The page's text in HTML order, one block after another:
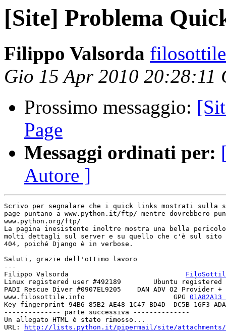
[Site] Problema
Filippo Valsorda
Gio 15 Apr 2010 20:28:11
Prossimo messaggio:
Page
Messaggi ordinati per:
Autore ]
Scrivo per segnalare che i quick links mostrati sulla
page puntano a www.python.it/ftp/ mentre dovrebbero
www.python.org/ftp/
La pagina inesistente inoltre mostra una bella
molti dettagli sul server e su quello che c'è sul sito
404, poiché Django è in verbose.
Saluti, grazie dell'ottimo lavoro
---
Filippo Valsorda
Linux registered user #492189        Ubuntu registered
PADI Rescue Diver #0907EL9205    DAN ADV O2 Provider +
www.filosottile.info                      GPG
Key fingerprint 94B6 85B2 AE48 1C47 BD4D  DC5B 16F3
-------------- parte successiva --------------
Un allegato HTML è stato rimosso...
URL:
http://lists.python.it/pipermail/site/attachments/